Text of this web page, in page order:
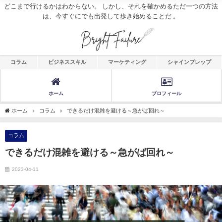
どこまで行けるかはわからない。 しかし、それを確かめるただ一つの方法
は、今すぐにでも出発して歩き始めることだ 。
コラム ビジネススキル マーケティング シャインプレップ
ホーム プロフィール
ホーム コラム できるだけ混雑を避ける～急がば回れ～
コラム
できるだけ混雑を避ける～急がば回れ～
2023-04-11